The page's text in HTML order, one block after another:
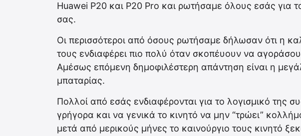
Huawei P20 και P20 Pro και ρωτήσαμε όλους εσάς για
σας.
Οι περισσότεροι από όσους ρωτήσαμε δήλωσαν ότι η
τους ενδιαφέρει πιο πολύ όταν σκοπέυουν να
Αμέσως επόμενη δημοφιλέστερη απάντηση είναι η
μπαταρίας.
Πολλοί από εσάς ενδιαφέρονται για το λογισμικό της
γρήγορα και να γενικά το κινητό να μην “τρώει”
μετά από μερικούς μήνες το καινούργιο τους κινητό